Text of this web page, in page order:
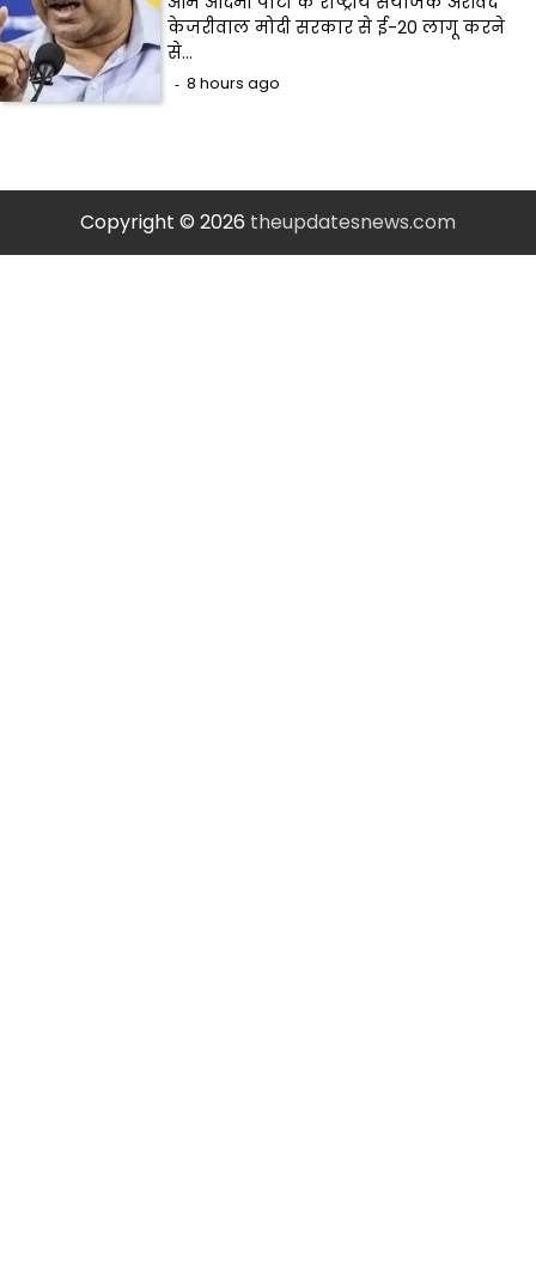
केजरीवाल मोदी सरकार से ई-20 लागू करने
से…
8 hours ago
Copyright © 2026 theupdatesnews.com